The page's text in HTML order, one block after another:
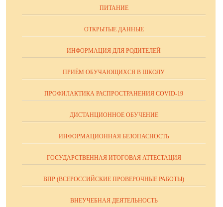
ПИТАНИЕ
ОТКРЫТЫЕ ДАННЫЕ
ИНФОРМАЦИЯ ДЛЯ РОДИТЕЛЕЙ
ПРИЁМ ОБУЧАЮЩИХСЯ В ШКОЛУ
ПРОФИЛАКТИКА РАСПРОСТРАНЕНИЯ COVID-19
ДИСТАНЦИОННОЕ ОБУЧЕНИЕ
ИНФОРМАЦИОННАЯ БЕЗОПАСНОСТЬ
ГОСУДАРСТВЕННАЯ ИТОГОВАЯ АТТЕСТАЦИЯ
ВПР (ВСЕРОССИЙСКИЕ ПРОВЕРОЧНЫЕ РАБОТЫ)
ВНЕУЧЕБНАЯ ДЕЯТЕЛЬНОСТЬ